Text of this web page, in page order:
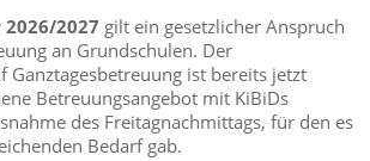
2027 gilt ein gesetzlicher Anspruch
an Grundschulen. Der
Ganztagesbetreuung ist bereits jetzt
Betreuungsangebot mit KiBiDs
des Freitagnachmittags, für den es
Bedarf gab.